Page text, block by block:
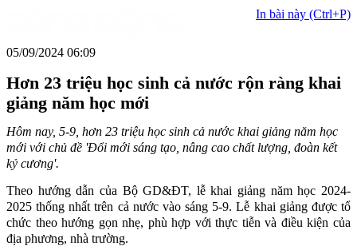
05/09/2024 06:09
In bài này (Ctrl+P)
Hơn 23 triệu học sinh cả nước rộn ràng khai
giảng năm học mới
Hôm nay, 5-9, hơn 23 triệu học sinh cả nước khai giảng năm học
mới với chủ đề 'Đổi mới sáng tạo, nâng cao chất lượng, đoàn kết
kỷ cương'.
Theo hướng dẫn của Bộ GD&ĐT, lễ khai giảng năm học 2024-
2025 thống nhất trên cả nước vào sáng 5-9. Lễ khai giảng được tổ
chức theo hướng gọn nhẹ, phù hợp với thực tiễn và điều kiện của
địa phương, nhà trường.